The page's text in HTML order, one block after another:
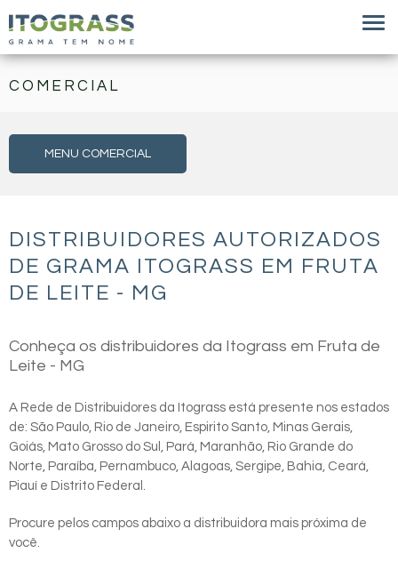
COMERCIAL
MENU COMERCIAL
DISTRIBUIDORES AUTORIZADOS
DE GRAMA ITOGRASS EM FRUTA
DE LEITE - MG
Conheça os distribuidores da Itograss em Fruta de
Leite - MG
A Rede de Distribuidores da Itograss está presente nos estados
de: São Paulo, Rio de Janeiro, Espirito Santo, Minas Gerais,
Goiás, Mato Grosso do Sul, Pará, Maranhão, Rio Grande do
Norte, Paraíba, Pernambuco, Alagoas, Sergipe, Bahia, Ceará,
Piauí e Distrito Federal.
Procure pelos campos abaixo a distribuidora mais próxima de
você.